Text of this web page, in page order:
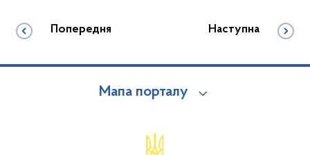
Попередня Наступна
Мапа порталу